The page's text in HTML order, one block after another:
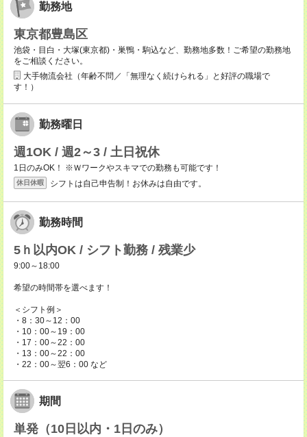
勤務地
東京都豊島区
池袋・目白・大塚(東京都)・巣鴨・駒込など、勤務地多数！ご希望の勤務地
をご相談ください。
大手物流会社（年齢不問／「無理なく続けられる」と好評の職場で
す！）
勤務曜日
週1OK / 週2～3 / 土日祝休
1日のみOK！ ※Ｗワークやスキマでの勤務も可能です！
休日休暇 シフトは自己申告制！お休みは自由です。
勤務時間
5ｈ以内OK / シフト勤務 / 残業少
9:00～18:00
希望の時間帯を選べます！
＜シフト例＞
・8：30～12：00
・10：00～19：00
・17：00～22：00
・13：00～22：00
・22：00～翌6：00 など
期間
単発（10日以内・1日のみ）